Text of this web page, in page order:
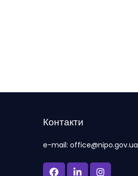
Контакти
e-mail: office@nipo.gov.ua